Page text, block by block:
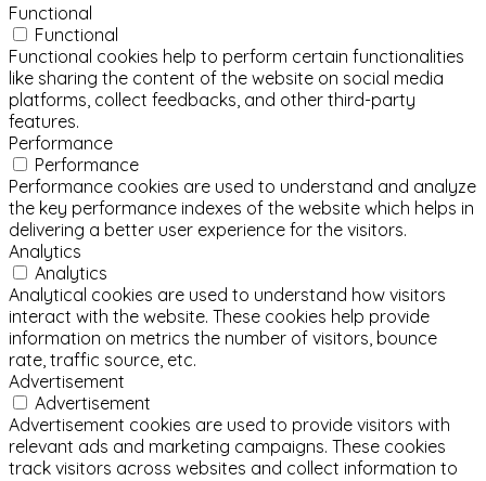
Functional
Functional
Functional cookies help to perform certain functionalities
like sharing the content of the website on social media
platforms, collect feedbacks, and other third-party
features.
Performance
Performance
Performance cookies are used to understand and analyze
the key performance indexes of the website which helps in
delivering a better user experience for the visitors.
Analytics
Analytics
Analytical cookies are used to understand how visitors
interact with the website. These cookies help provide
information on metrics the number of visitors, bounce
rate, traffic source, etc.
Advertisement
Advertisement
Advertisement cookies are used to provide visitors with
relevant ads and marketing campaigns. These cookies
track visitors across websites and collect information to